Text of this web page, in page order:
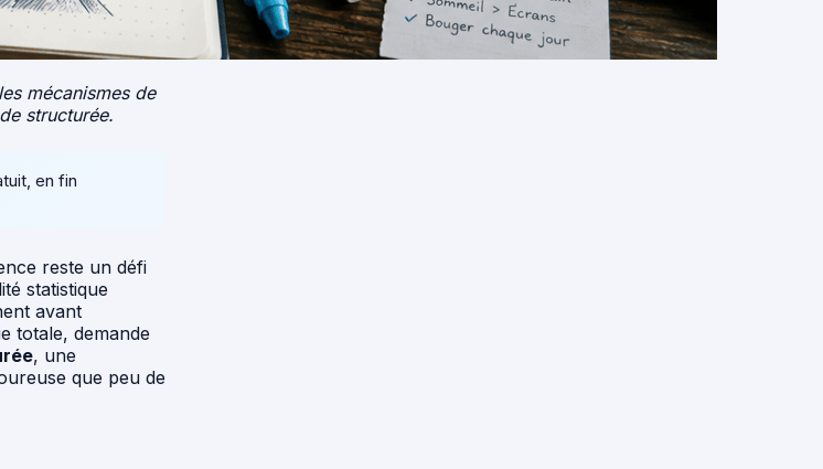
mécanismes de
structurée.
en fin
reste un défi
statistique
avant
totale, demande
, une
que peu de